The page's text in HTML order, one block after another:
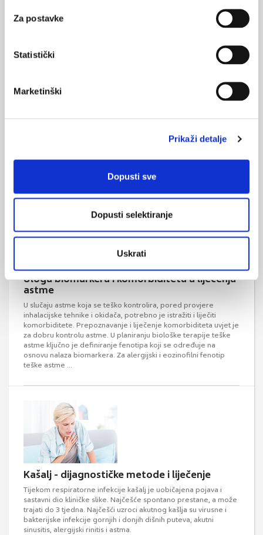
Za postavke
Statistički
Marketinški
Prikaži detalje
Dopusti sve
Dopusti selektiranje
Uskrati
intrapartalne primjene antibiotika (IABX) i astme te alergijskog
Uloga biomarkera i komorbiditeta u liječenju
astme
U slučaju astme koja se teško kontrolira, pored provjere
inhalacijske tehnike i okidača, potrebno je istražiti i liječiti
komorbiditete. Prepoznavanje i liječenje komorbiditeta uvjet je
za dobru kontrolu astme. U planiranju biološke terapije teške
astme ključno je definiranje fenotipa koji se određuje na
osnovu nalaza biomarkera. Za alergijski i eozinofilni fenotip
teške astme ...
Kašalj - dijagnostičke metode i liječenje
Tijekom respiratorne infekcije kašalj je uobičajena pojava i
sastavni dio kliničke slike. Najčešće spontano prestane, a može
trajati do 3 tjedna. Najčešći uzroci akutnog kašlja su virusne i
bakterijske infekcije gornjih i donjih dišnih puteva, akutni
sinusitis, alergijski rinitis i astma.